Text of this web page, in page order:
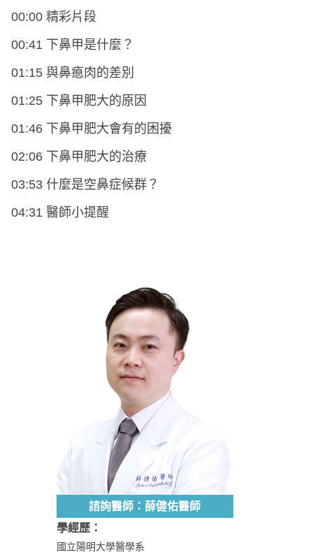
00:00 精彩片段
00:41 下鼻甲是什麼？
01:15 與鼻瘜肉的差別
01:25 下鼻甲肥大的原因
01:46 下鼻甲肥大會有的困擾
02:06 下鼻甲肥大的治療
03:53 什麼是空鼻症候群？
04:31 醫師小提醒
諮詢醫師：薛健佑醫師
學經歷：
國立陽明大學醫學系